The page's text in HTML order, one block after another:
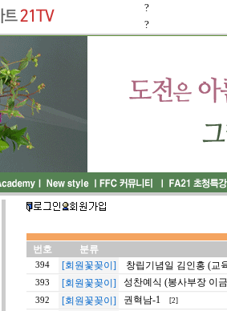
?
?
번호 분류
394 [회원꽃꽂이] 창립기념일 김인홍 (교
393 [회원꽃꽂이] 성찬예식 (봉사부장 이
392 [회원꽃꽂이] 권혁남-1 [2]